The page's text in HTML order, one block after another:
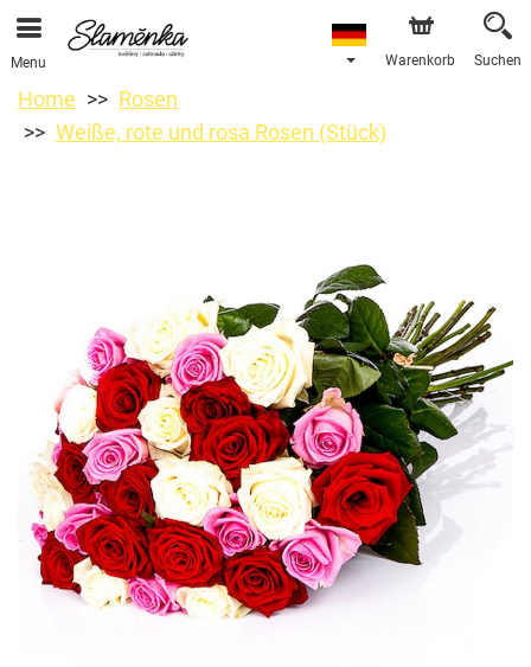
Menu Warenkorb Suchen
Home
Rosen
Weiße, rote und rosa Rosen (Stück)